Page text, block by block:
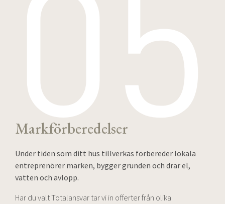
Markförberedelser
Under tiden som ditt hus tillverkas förbereder lokala
entreprenörer marken, bygger grunden och drar el,
vatten och avlopp.
Har du valt Totalansvar tar vi in offerter från olika